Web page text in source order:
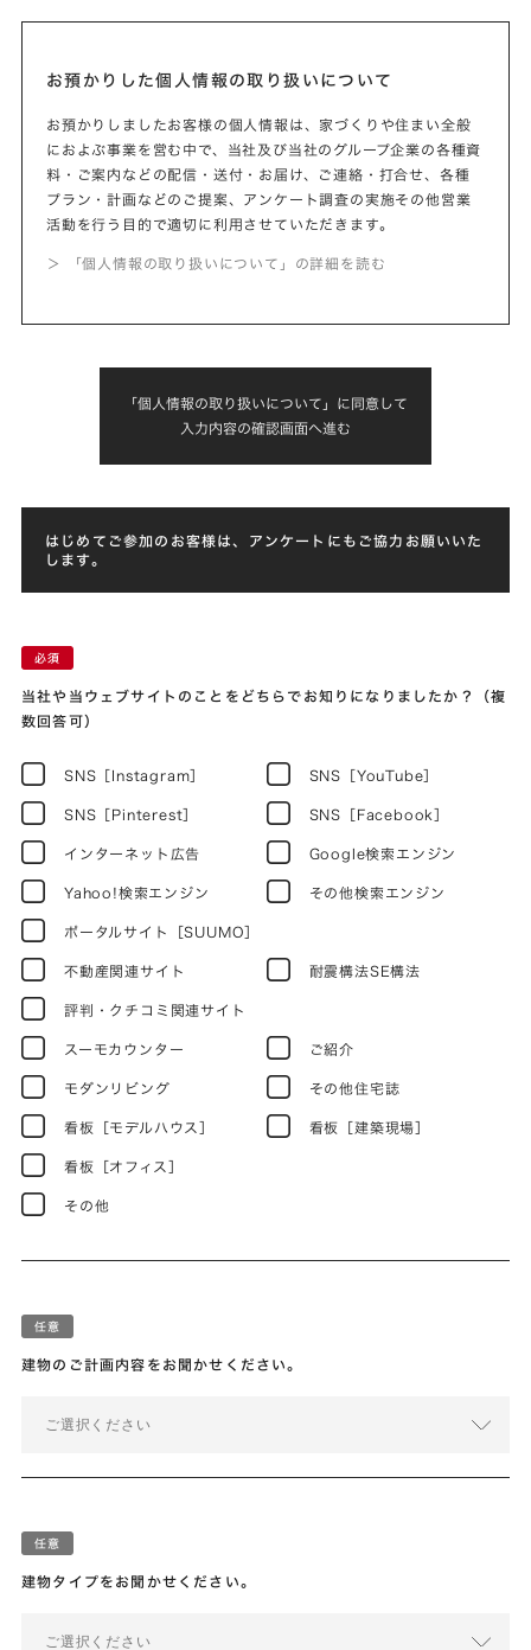
お預かりした個人情報の取り扱いについて
お預かりしましたお客様の個人情報は、家づくりや住まい全般
におよぶ事業を営む中で、当社及び当社のグループ企業の各種資
料・ご案内などの配信・送付・お届け、ご連絡・打合せ、各種
プラン・計画などのご提案、アンケート調査の実施その他営業
活動を行う目的で適切に利用させていただきます。
＞ 「個人情報の取り扱いについて」の詳細を読む
「個人情報の取り扱いについて」に同意して
入力内容の確認画面へ進む
はじめてご参加のお客様は、アンケートにもご協力お願いいた
します。
当社や当ウェブサイトのことをどちらでお知りになりましたか？（複
数回答可）
SNS［Instagram］ SNS［YouTube］
SNS［Pinterest］ SNS［Facebook］
インターネット広告 Google検索エンジン
Yahoo!検索エンジン その他検索エンジン
ポータルサイト［SUUMO］
不動産関連サイト 耐震構法SE構法
評判・クチコミ関連サイト
スーモカウンター ご紹介
モダンリビング その他住宅誌
看板［モデルハウス］ 看板［建築現場］
看板［オフィス］
その他
建物のご計画内容をお聞かせください。
ご選択ください
建物タイプをお聞かせください。
ご選択ください